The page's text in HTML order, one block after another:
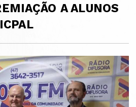
A ALUNOS